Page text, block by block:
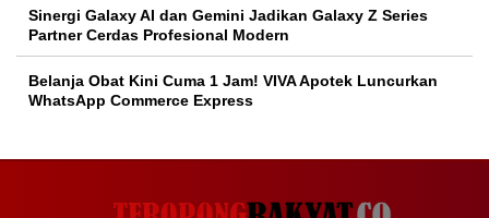
Sinergi Galaxy AI dan Gemini Jadikan Galaxy Z Series
Partner Cerdas Profesional Modern
Belanja Obat Kini Cuma 1 Jam! VIVA Apotek Luncurkan
WhatsApp Commerce Express